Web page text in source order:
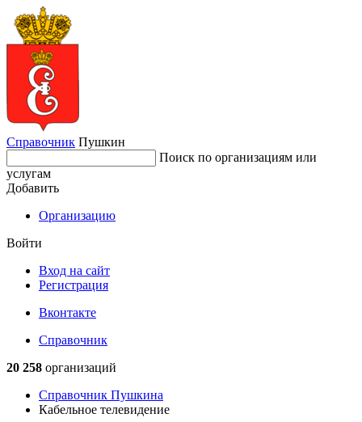
Справочник Пушкин
Поиск по организациям или
услугам
Добавить
Организацию
Войти
Вход на сайт
Регистрация
Вконтакте
Справочник
20 258 организаций
Справочник Пушкина
Кабельное телевидение